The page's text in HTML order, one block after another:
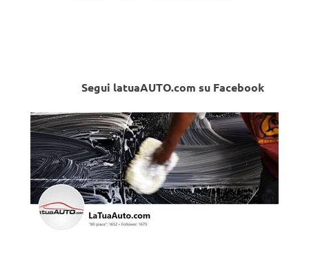
Segui latuaAUTO.com su Facebook